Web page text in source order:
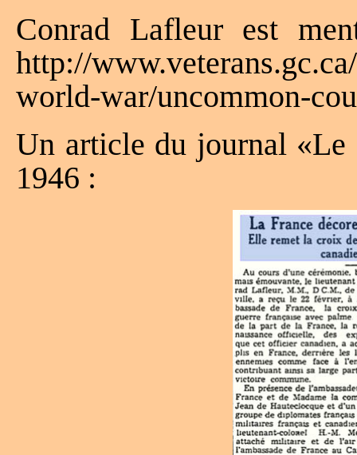
Conrad Lafleur est
http://
world-war/uncommon-
Un article du journal «Le
1946 :